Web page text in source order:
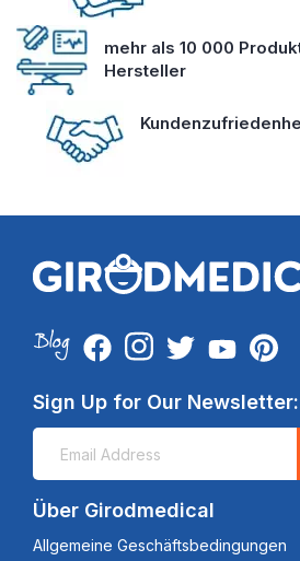
mehr als 10 000
Hersteller
Sign Up for Our Newsletter:
Über Girodmedical
Allgemeine Geschäftsbedingungen